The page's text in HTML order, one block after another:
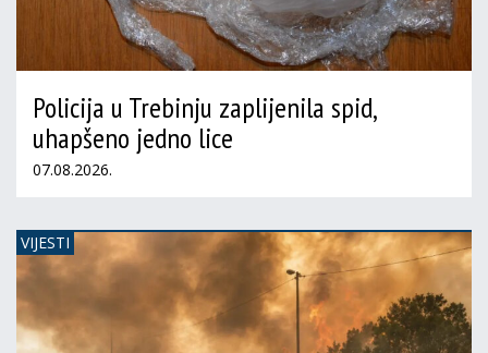
Policija u Trebinju zaplijenila spid,
uhapšeno jedno lice
07.08.2026.
VIJESTI